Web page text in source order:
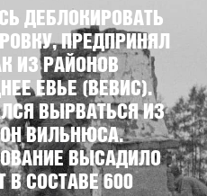
ДЕБЛОКИРОВАТЬ
ПРЕДПРИНЯЛ
ИЗ РАЙОНОВ
ЕВЬЕ (ВЕВИС).
ВЫРВАТЬСЯ ИЗ
ВИЛЬНЮСА.
ВЫСАДИЛО
СОСТАВЕ 600